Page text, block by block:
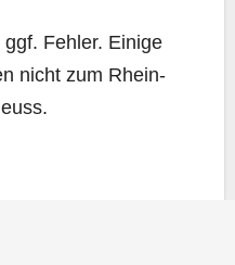
Feh­ler. Eini­ge
nicht zum Rhein-